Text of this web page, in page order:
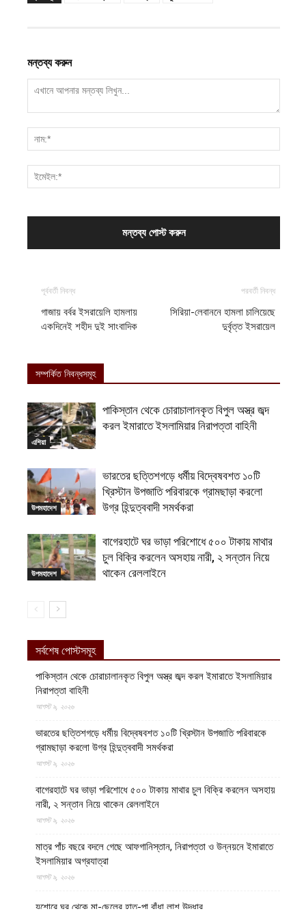
মন্তব্য করুন
পূর্ববর্তী নিবন্ধ
গাজায় বর্বর ইসরায়েলি হামলায়
একদিনেই শহীদ দুই সাংবাদিক
পরবর্তী নিবন্ধ
সিরিয়া-লেবাননে হামলা চালিয়েছে
দুর্বৃত্ত ইসরায়েল
সম্পর্কিত নিবন্ধসমূহ
এশিয়া
পাকিস্তান থেকে চোরাচালানকৃত বিপুল অস্ত্র জব্দ
করল ইমারাতে ইসলামিয়ার নিরাপত্তা বাহিনী
উপমহাদেশ
ভারতের ছত্তিশগড়ে ধর্মীয় বিদ্বেষবশত ১০টি
খ্রিস্টান উপজাতি পরিবারকে গ্রামছাড়া করলো
উগ্র হিন্দুত্ববাদী সমর্থকরা
উপমহাদেশ
বাগেরহাটে ঘর ভাড়া পরিশোধে ৫০০ টাকায় মাথার
চুল বিক্রি করলেন অসহায় নারী, ২ সন্তান নিয়ে
থাকেন রেললাইনে
সর্বশেষ পোস্টসমূহ
পাকিস্তান থেকে চোরাচালানকৃত বিপুল অস্ত্র জব্দ করল ইমারাতে ইসলামিয়ার
নিরাপত্তা বাহিনী
আগস্ট ৯, ২০২৬
ভারতের ছত্তিশগড়ে ধর্মীয় বিদ্বেষবশত ১০টি খ্রিস্টান উপজাতি পরিবারকে
গ্রামছাড়া করলো উগ্র হিন্দুত্ববাদী সমর্থকরা
আগস্ট ৯, ২০২৬
বাগেরহাটে ঘর ভাড়া পরিশোধে ৫০০ টাকায় মাথার চুল বিক্রি করলেন অসহায়
নারী, ২ সন্তান নিয়ে থাকেন রেললাইনে
আগস্ট ৯, ২০২৬
মাত্র পাঁচ বছরে বদলে গেছে আফগানিস্তান, নিরাপত্তা ও উন্নয়নে ইমারাতে
ইসলামিয়ার অগ্রযাত্রা
আগস্ট ৯, ২০২৬
যশোরে ঘর থেকে মা-ছেলের হাত-পা বাঁধা লাশ উদ্ধার